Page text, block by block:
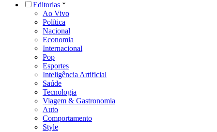
Editorias
Ao Vivo
Política
Nacional
Economia
Internacional
Pop
Esportes
Inteligência Artificial
Saúde
Tecnologia
Viagem & Gastronomia
Auto
Comportamento
Style